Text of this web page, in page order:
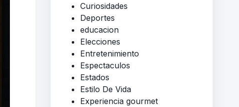
Curiosidades
Deportes
educacion
Elecciones
Entretenimiento
Espectaculos
Estados
Estilo De Vida
Experiencia gourmet